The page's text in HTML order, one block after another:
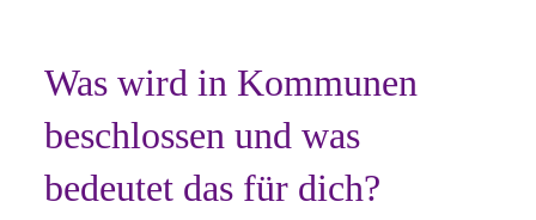
Was wird in Kommunen
beschlossen und was
bedeutet das für dich?